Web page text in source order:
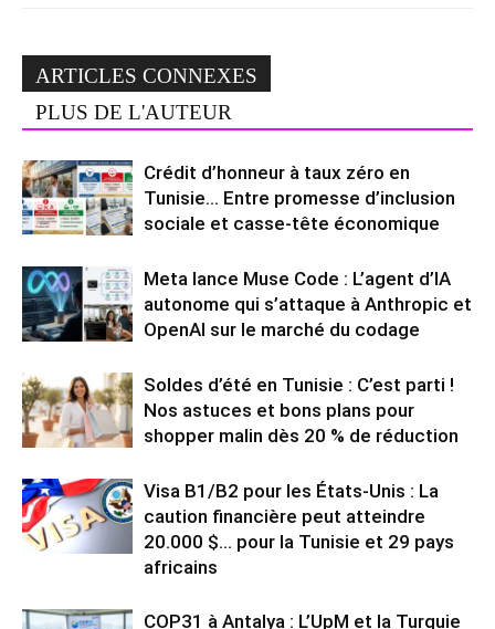
ARTICLES CONNEXES
PLUS DE L'AUTEUR
Crédit d’honneur à taux zéro en
Tunisie… Entre promesse d’inclusion
sociale et casse-tête économique
Meta lance Muse Code : L’agent d’IA
autonome qui s’attaque à Anthropic et
OpenAI sur le marché du codage
Soldes d’été en Tunisie : C’est parti !
Nos astuces et bons plans pour
shopper malin dès 20 % de réduction
Visa B1/B2 pour les États-Unis : La
caution financière peut atteindre
20.000 $… pour la Tunisie et 29 pays
africains
COP31 à Antalya : L’UpM et la Turquie